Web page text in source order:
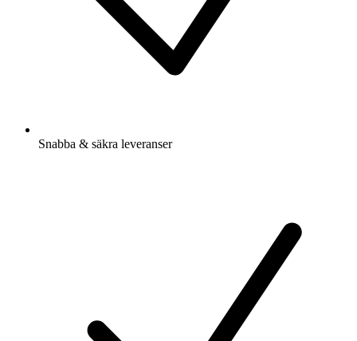
Snabba & säkra leveranser